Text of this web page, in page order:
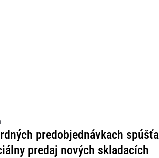
predobjednávkach spúšťa
predaj nových skladacích